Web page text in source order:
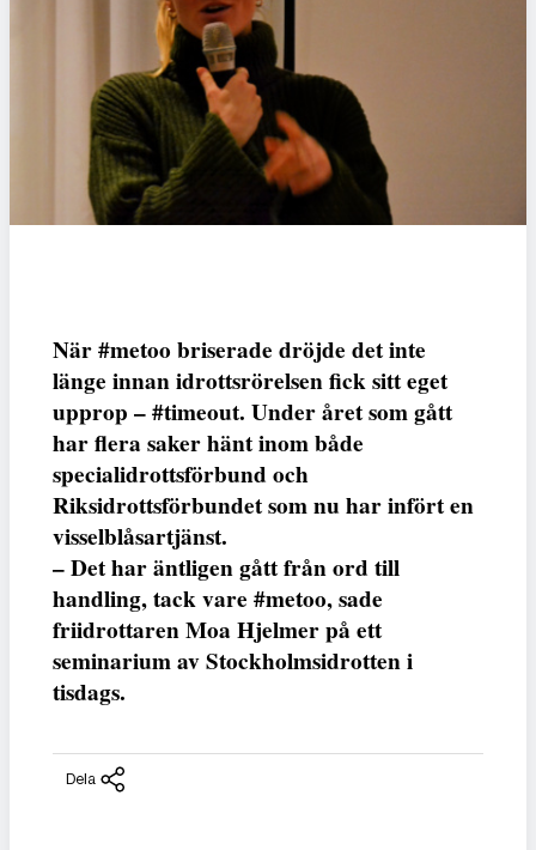
När #metoo briserade dröjde det inte
länge innan idrottsrörelsen fick sitt eget
upprop – #timeout. Under året som gått
har flera saker hänt inom både
specialidrottsförbund och
Riksidrottsförbundet som nu har infört en
visselblåsartjänst.
– Det har äntligen gått från ord till
handling, tack vare #metoo, sade
friidrottaren Moa Hjelmer på ett
seminarium av Stockholmsidrotten i
tisdags.
Dela